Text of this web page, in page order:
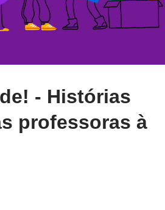
- Histórias
professoras à